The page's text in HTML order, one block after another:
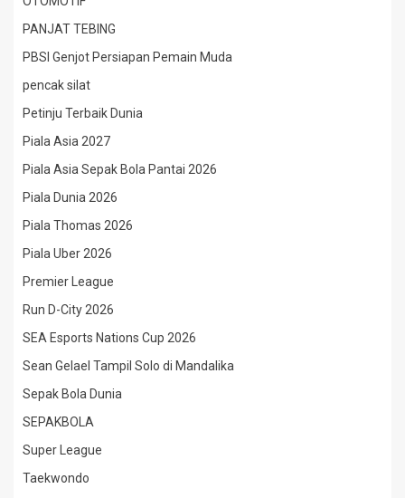
PANJAT TEBING
PBSI Genjot Persiapan Pemain Muda
pencak silat
Petinju Terbaik Dunia
Piala Asia 2027
Piala Asia Sepak Bola Pantai 2026
Piala Dunia 2026
Piala Thomas 2026
Piala Uber 2026
Premier League
Run D-City 2026
SEA Esports Nations Cup 2026
Sean Gelael Tampil Solo di Mandalika
Sepak Bola Dunia
SEPAKBOLA
Super League
Taekwondo